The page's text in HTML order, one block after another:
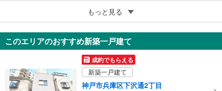
成約でもらえる
西宮市分銅町
6,990万円
91.43m
（登記）
兵庫県西宮市分銅町
もっと見る
このエリアのおすすめ新築一戸建て
成約でもらえる
新築一戸建て
神戸市兵庫区下沢通2丁目